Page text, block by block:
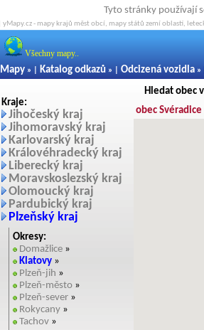
Tyto stránky používají
| yMapy.cz - mapy krajů měst obcí, mapy států zemí oblastí,
Všechny mapy..
Mapy » | Katalog odkazů » | Odcizená vozidla »
Kraje:
Jihočeský kraj
Jihomoravský kraj
Karlovarský kraj
Královéhradecký kraj
Liberecký kraj
Moravskoslezský kraj
Olomoucký kraj
Pardubický kraj
Plzeňský kraj
Okresy:
Domažlice »
Klatovy »
Plzeň-jih »
Plzeň-město »
Plzeň-sever »
Rokycany »
Tachov »
Hledat obec v
obec Svéradice